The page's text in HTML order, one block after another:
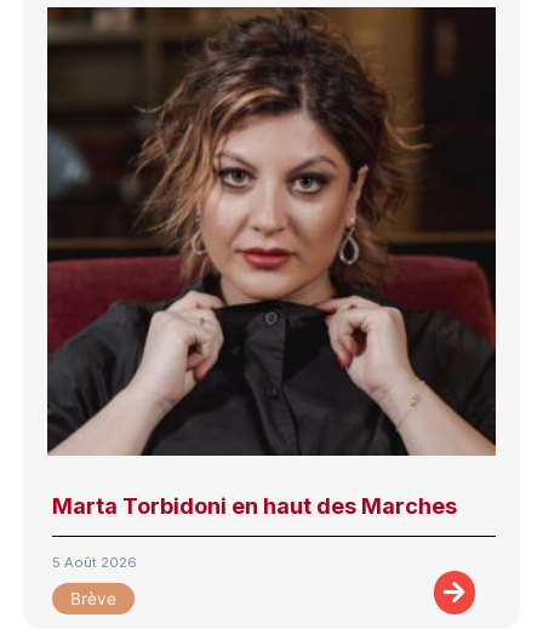
Marta Torbidoni en haut des Marches
5 Août 2026
Brève